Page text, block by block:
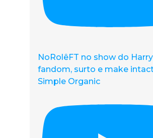
NoRolêFT no show do
fandom, surto e make
Simple Organic